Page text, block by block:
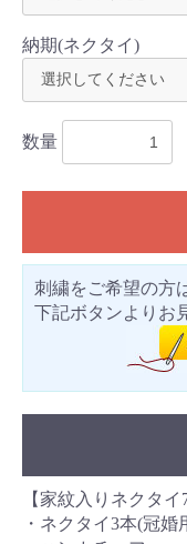
納期(ネクタイ)
数量
刺繍をご希望の方
下記ボタンよりお
【家紋入りネクタイ
・ネクタイ3本(冠